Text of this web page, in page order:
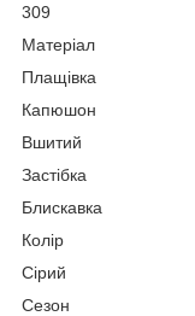
309
Матеріал
Плащівка
Капюшон
Вшитий
Застібка
Блискавка
Колір
Сірий
Сезон